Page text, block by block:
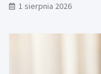
1 sierpnia 2026